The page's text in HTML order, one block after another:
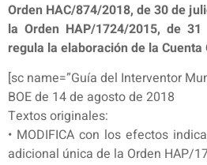
Orden HAC/874/2018, de 30 de
la Orden HAP/1724/2015, de
regula la elaboración de la Cuenta
[sc name=”Guía del Interventor
BOE de 14 de agosto de 2018
Textos originales:
• MODIFICA con los efectos
adicional única de la Orden HAP/